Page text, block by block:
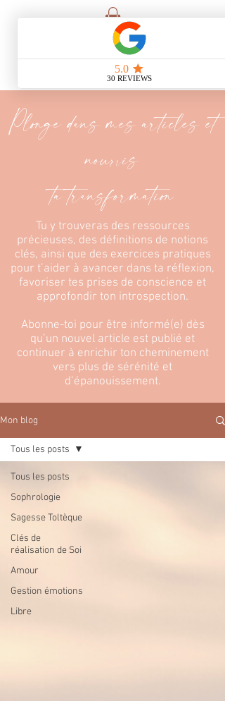
Plonge dans mes articles et
nourris
ta transformation
Tu y trouveras des ressources
précieuses, des définitions de notions
clés, ainsi que des exercices pratiques
pour t’aider à avancer dans ta réflexion,
favoriser tes prises de conscience et
approfondir ton introspection.
Abonne-toi pour être informé(e) dès
qu’un nouvel article est publié et
continuer à enrichir ton cheminement
vers plus de sérénité et
d’épanouissement.
Mon blog
Tous les posts
Sophrologie
Sagesse Toltèque
Clés de
réalisation de Soi
Amour
Gestion émotions
Libre
Tous les posts